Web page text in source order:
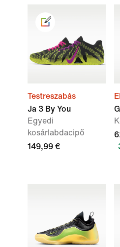
Testreszabás
Ja 3 By You
Egyedi
kosárlabdacipő
149,99 €